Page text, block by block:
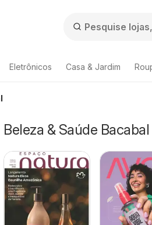
Eletrônicos Casa & Jardim
Beleza & Saúde